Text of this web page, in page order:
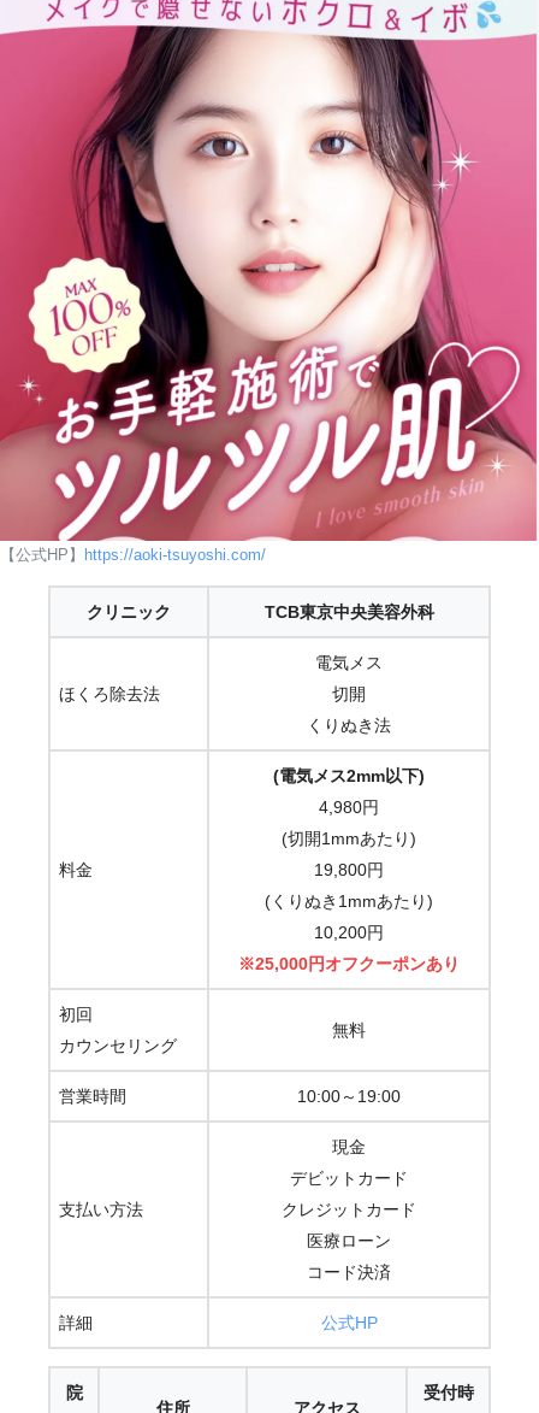
【公式HP】 https://aoki-tsuyoshi.com/
クリニック TCB東京中央美容外科
ほくろ除去法
電気メス
切開
くりぬき法
料金
(電気メス2mm以下)
4,980円
(切開1mmあたり)
19,800円
(くりぬき1mmあたり)
10,200円
※25,000円オフクーポンあり
初回
カウンセリング
無料
営業時間 10:00～19:00
支払い方法
現金
デビットカード
クレジットカード
医療ローン
コード決済
詳細 公式HP
院
住所
アクセス
受付時